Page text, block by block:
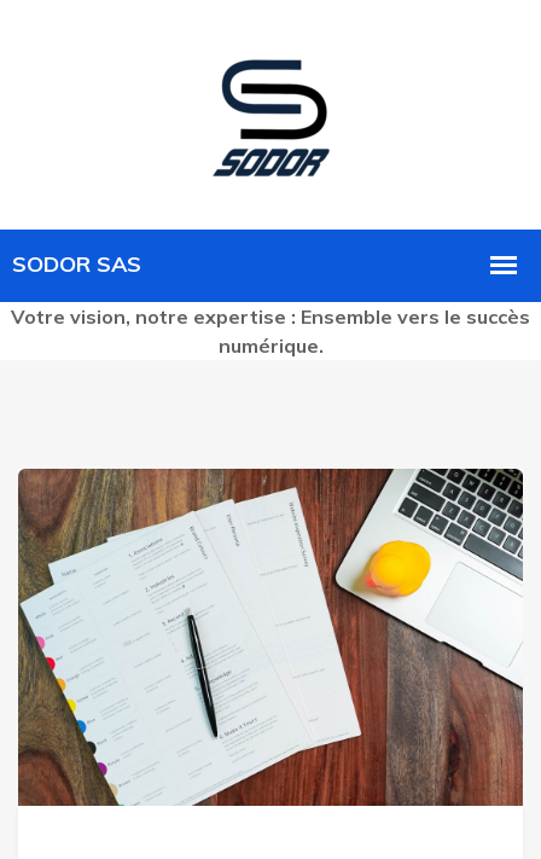
Votre vision, notre expertise : Ensemble vers le succès
numérique.